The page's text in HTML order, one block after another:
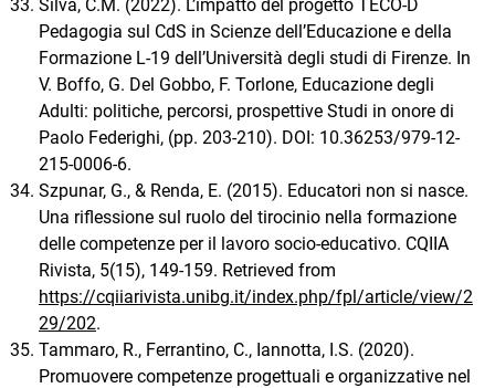
Silva, C.M. (2022). L’impatto del progetto TECO-D
Pedagogia sul CdS in Scienze dell’Educazione e della
Formazione L-19 dell’Università degli studi di Firenze. In
V. Boffo, G. Del Gobbo, F. Torlone, Educazione degli
Adulti: politiche, percorsi, prospettive Studi in onore di
Paolo Federighi, (pp. 203-210). DOI: 10.36253/979-12-
215-0006-6.
Szpunar, G., & Renda, E. (2015). Educatori non si nasce.
Una riflessione sul ruolo del tirocinio nella formazione
delle competenze per il lavoro socio-educativo. CQIIA
Rivista, 5(15), 149-159. Retrieved from
https://cqiiarivista.unibg.it/index.php/fpl/article/view/2
29/202.
Tammaro, R., Ferrantino, C., Iannotta, I.S. (2020).
Promuovere competenze progettuali e organizzative nel